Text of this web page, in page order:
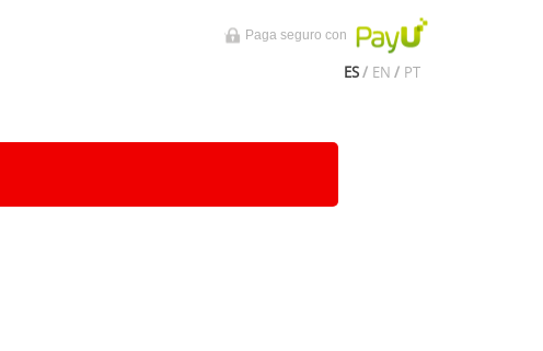
Paga seguro con
ES / EN / PT